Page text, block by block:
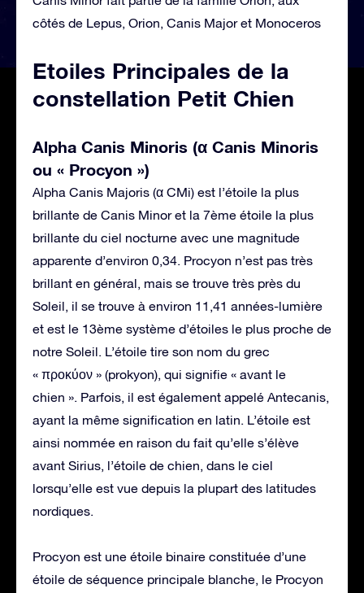
côtés de Lepus, Orion, Canis Major et Monoceros
Etoiles Principales de la
constellation Petit Chien
Alpha Canis Minoris (α Canis Minoris
ou « Procyon »)
Alpha Canis Majoris (α CMi) est l’étoile la plus
brillante de Canis Minor et la 7ème étoile la plus
brillante du ciel nocturne avec une magnitude
apparente d’environ 0,34. Procyon n’est pas très
brillant en général, mais se trouve très près du
Soleil, il se trouve à environ 11,41 années-lumière
et est le 13ème système d’étoiles le plus proche de
notre Soleil. L’étoile tire son nom du grec
« προκύον » (prokyon), qui signifie « avant le
chien ». Parfois, il est également appelé Antecanis,
ayant la même signification en latin. L’étoile est
ainsi nommée en raison du fait qu’elle s’élève
avant Sirius, l’étoile de chien, dans le ciel
lorsqu’elle est vue depuis la plupart des latitudes
nordiques.
Procyon est une étoile binaire constituée d’une
étoile de séquence principale blanche, le Procyon